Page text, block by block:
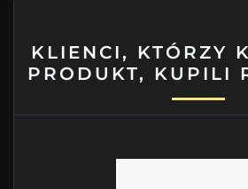
KLIENCI, KTÓRZY
PRODUKT, KUPILI